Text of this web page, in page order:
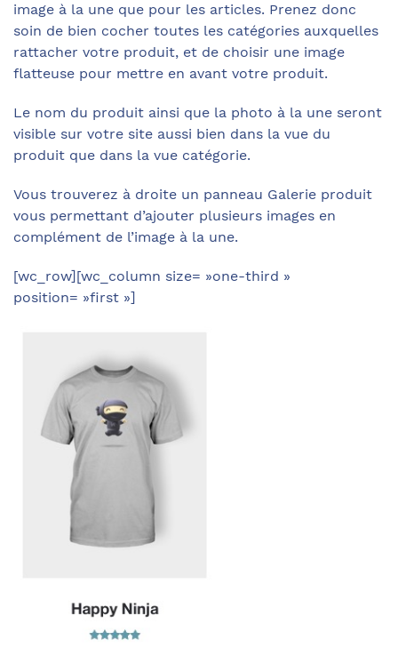
image à la une que pour les articles. Prenez donc
soin de bien cocher toutes les catégories auxquelles
rattacher votre produit, et de choisir une image
flatteuse pour mettre en avant votre produit.
Le nom du produit ainsi que la photo à la une seront
visible sur votre site aussi bien dans la vue du
produit que dans la vue catégorie.
Vous trouverez à droite un panneau Galerie produit
vous permettant d’ajouter plusieurs images en
complément de l’image à la une.
[wc_row][wc_column size= »one-third »
position= »first »]